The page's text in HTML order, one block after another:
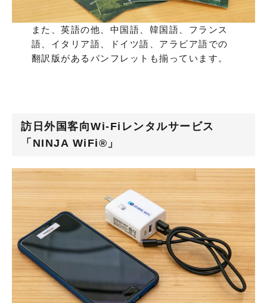
また、英語の他、中国語、韓国語、フランス
語、イタリア語、ドイツ語、アラビア語での
翻訳版があるパンフレットも揃っています。
訪日外国客向Wi-Fiレンタルサービス
「NINJA WiFi®」